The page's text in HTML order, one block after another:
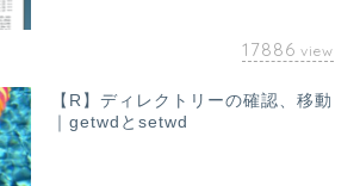
17886 view
【R】ディレクトリーの確認、移動
｜getwdとsetwd